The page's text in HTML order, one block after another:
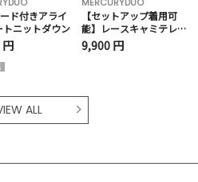
ド付きアライ
トニットダウン
【セットアップ着用可
能】レースキャミテレコ
アンサンブル
9,900 円
ALL